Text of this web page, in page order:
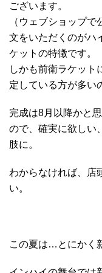
ございます。
（ウェブショップ
文をいただくのがハ
ケットの特徴です。
しかも前衛ラケット
定している方が多い
完成は8月以降かと
ので、確実に欲しい
肢に。
わからなければ、店
い。
この夏は…とにかく